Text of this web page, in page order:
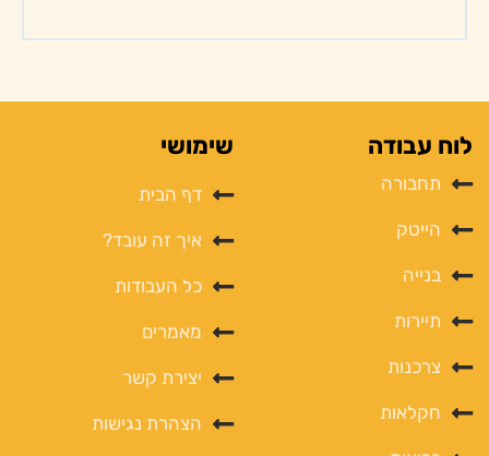
שימושי
דף הבית
איך זה עובד?
כל העבודות
מאמרים
יצירת קשר
הצהרת נגישות
לוח עבודה
תחבורה
הייטק
בנייה
תיירות
צרכנות
חקלאות